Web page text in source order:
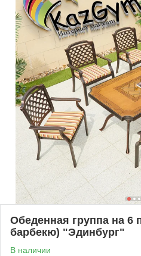
Обеденная группа на 6
барбекю) "Эдинбург"
В наличии